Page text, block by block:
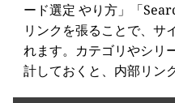
ード選定 やり方」「
リンクを張ることで、サ
れます。カテゴリやシリ
計しておくと、内部リン